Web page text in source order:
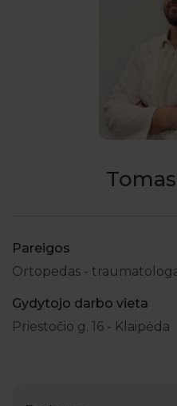
Pareigos
Ortopedas -
Gydytojo darbo vieta
Priestočio g. 16 - Klaipėda